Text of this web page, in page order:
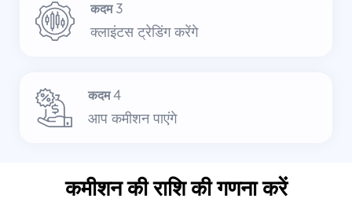
कदम 3
क्लाइंटस ट्रेडिंग करेंगे
कदम 4
आप कमीशन पाएंगे
कमीशन की राशि की गणना करें